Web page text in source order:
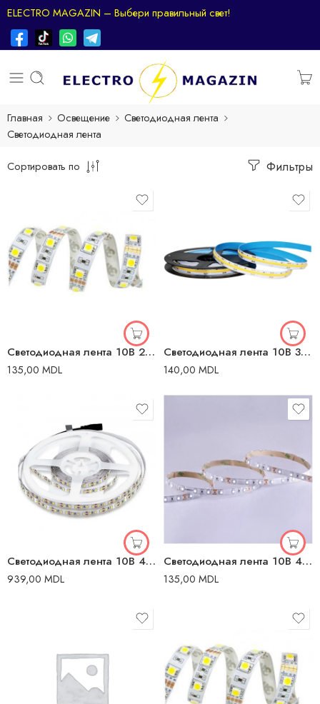
ELECTRO MAGAZIN – Выбери правильный свет!
Главная Освещение
Светодиодная лента
Светодиодная лента
Фильтры
Сортировать по
Светодиодная лента 10В 2700K 24B 800 Лм/м ИП20 Lumineco
135,00 MDL
Светодиодная лента 10В 3000K 24B 800 Лм/м 5m Lumineco
140,00 MDL
Светодиодная лента 10В 4000K 24B 280 лед/м ИП20 5m V-TAC
939,00 MDL
Светодиодная лента 10В 4000K 24B ИП20 910 Лм/м ИП20 Lumineco
135,00 MDL